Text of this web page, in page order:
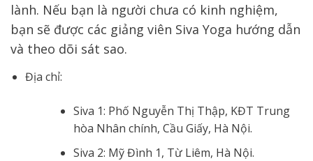
lành. Nếu bạn là người chưa có kinh nghiệm,
bạn sẽ được các giảng viên Siva Yoga hướng dẫn
và theo dõi sát sao.
Địa chỉ:
Siva 1: Phố Nguyễn Thị Thập, KĐT Trung
hòa Nhân chính, Cầu Giấy, Hà Nội.
Siva 2: Mỹ Đình 1, Từ Liêm, Hà Nội.